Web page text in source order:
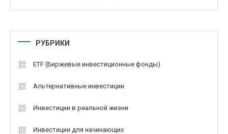
РУБРИКИ
ETF (Биржевые инвестиционные фонды)
Альтернативные инвестиции
Инвестиции в реальной жизни
Инвестиции для начинающих